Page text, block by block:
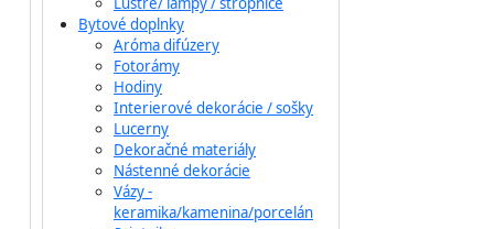
Bytové doplnky
Aróma difúzery
Fotorámy
Hodiny
Interierové dekorácie / sošky
Lucerny
Dekoračné materiály
Nástenné dekorácie
Vázy -
keramika/kamenina/porcelán